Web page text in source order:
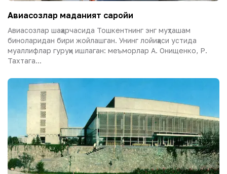
Авиасозлар маданият саройи
Авиасозлар шаҳарчасида Тошкентнинг энг муҳташам
биноларидан бири жойлашган. Унинг лойиҳаси устида
муаллифлар гуруҳи ишлаган: меъморлар А. Онищенко, Р.
Тахтага...